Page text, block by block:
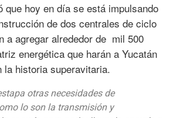
que hoy en día se está impulsando
de dos centrales de ciclo
a agregar alrededor de mil 500
energética que harán a Yucatán
la historia superavitaria.
otras necesidades de
lo son la transmisión y